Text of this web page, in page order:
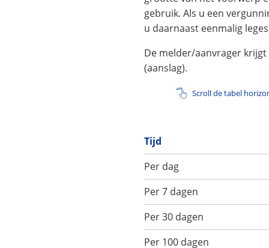
gebruik. Als u een
u daarnaast eenmalig
De melder/aanvrager
(aanslag).
Scroll de tabel
Tijd
Per dag
Per 7 dagen
Per 30 dagen
Per 100 dagen